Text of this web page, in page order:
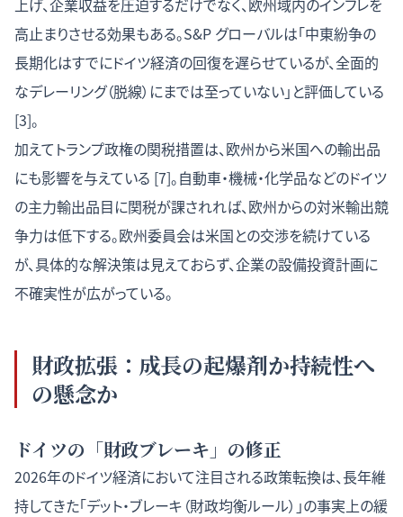
上げ、企業収益を圧迫するだけでなく、欧州域内のインフレを
高止まりさせる効果もある。S&P グローバルは「中東紛争の
長期化はすでにドイツ経済の回復を遅らせているが、全面的
なデレーリング（脱線）にまでは至っていない」と評価している
[3]。
加えてトランプ政権の関税措置は、欧州から米国への輸出品
にも影響を与えている [7]。自動車・機械・化学品などのドイツ
の主力輸出品目に関税が課されれば、欧州からの対米輸出競
争力は低下する。欧州委員会は米国との交渉を続けている
が、具体的な解決策は見えておらず、企業の設備投資計画に
不確実性が広がっている。
財政拡張：成長の起爆剤か持続性へ
の懸念か
ドイツの「財政ブレーキ」の修正
2026年のドイツ経済において注目される政策転換は、長年維
持してきた「デット・ブレーキ（財政均衡ルール）」の事実上の緩